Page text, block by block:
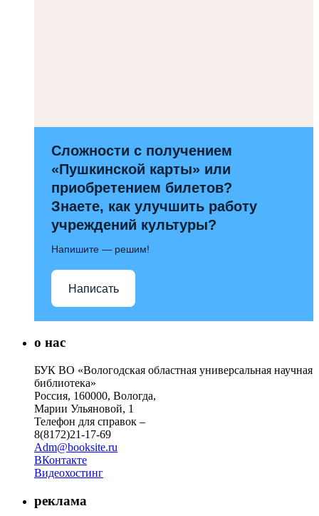
Сложности с получением
«Пушкинской карты» или
приобретением билетов?
Знаете, как улучшить работу
учреждений культуры?
Напишите — решим!
Написать
о нас
БУК ВО «Вологодская областная универсальная научная
библиотека»
Россия, 160000, Вологда,
Марии Ульяновой, 1
Телефон для справок –
8(8172)21-17-69
Adm@booksite.ru
ВКонтакте
Видеохостинг
реклама